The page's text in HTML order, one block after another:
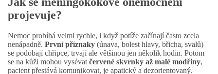
projevuje?
Nemoc probíhá velmi rychle, i když potíže začínají často zcela
nenápadně. První příznaky (únava, bolest hlavy, břicha, svalů)
se podobají chřipce, trvají ale většinou jen několik hodin. Potom
se na kůži mohou vysévat červené skvrnky až malé modřiny,
pacient přestává komunikovat, je apatický a dezorientovaný.